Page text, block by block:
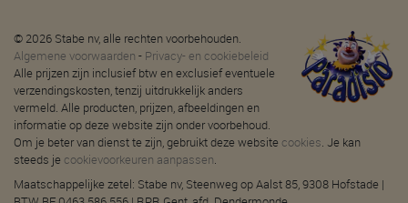
© 2026 Stabe nv, alle rechten voorbehouden.
Algemene voorwaarden - Privacy- en cookiebeleid
Alle prijzen zijn inclusief btw en exclusief eventuele
verzendingskosten, tenzij uitdrukkelijk anders
vermeld. Alle producten, prijzen, afbeeldingen en
informatie op deze website zijn onder voorbehoud.
Om je beter van dienst te zijn, gebruikt deze website cookies. Je kan
steeds je cookievoorkeuren aanpassen.
Maatschappelijke zetel: Stabe nv, Steenweg op Aalst 85, 9308 Hofstade |